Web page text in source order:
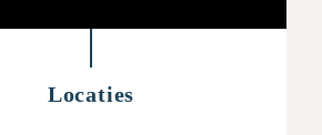
Locaties